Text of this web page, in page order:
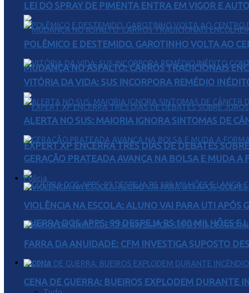
MUDANÇA NO ASFALTO: CARROS TRADICIONAIS
EXPERT XP ENCERRA TRÊS DIAS DE DEBATES
GUERRA DOS APPS: 99 DESPEJA R$ 100 MILHÕES E
Esporte
LEI DO SPRAY DE PIMENTA ENTRA EM VIGOR E
POLÊMICO E DESTEMIDO, GAROTINHO VOLTA AO
VITÓRIA DA VIDA: SUS INCORPORA REMÉDIO
ALERTA NO SUS: MAIORIA IGNORA SINTOMAS DE
GERAÇÃO PRATEADA AVANÇA NA BOLSA E MUDA
Polícia
VIOLÊNCIA NA ESCOLA: ALUNO VAI PARA UTI APÓS
FARRA DA ANUIDADE: CFM INVESTIGA SUPOSTO
CENA DE GUERRA: BUEIROS EXPLODEM DURANTE